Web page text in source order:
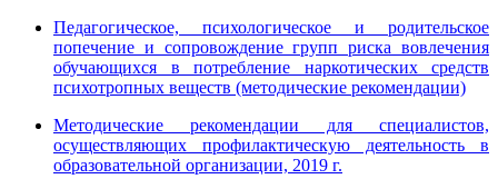
Педагогическое, психологическое и родительское
попечение и сопровождение групп риска вовлечения
обучающихся в потребление наркотических средств
психотропных веществ (методические рекомендации)
Методические рекомендации для специалистов,
осуществляющих профилактическую деятельность в
образовательной организации, 2019 г.